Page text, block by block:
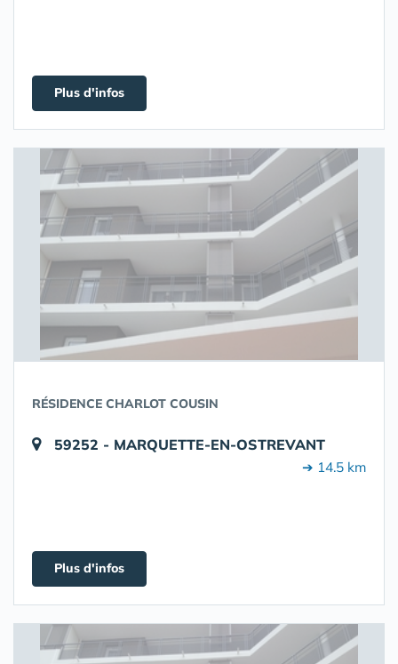
Plus d'infos
RÉSIDENCE CHARLOT COUSIN
59252 - MARQUETTE-EN-OSTREVANT
➔ 14.5 km
Plus d'infos